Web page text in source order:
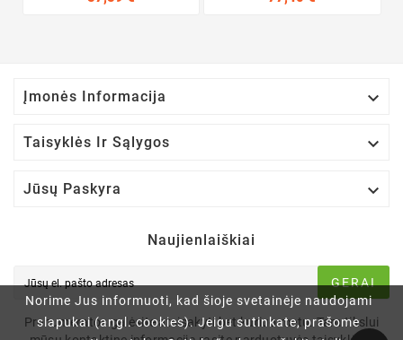
Norime Jus informuoti, kad šioje svetainėje naudojami
slapukai (angl. cookies). Jeigu sutinkate, prašome
Įmonės Informacija 
Taisyklės Ir Sąlygos 
Jūsų Paskyra 
Naujienlaiškiai
GERAI
Prenumeratos galėsite atsisakyti bet kuriuo metu. Tam tikslui